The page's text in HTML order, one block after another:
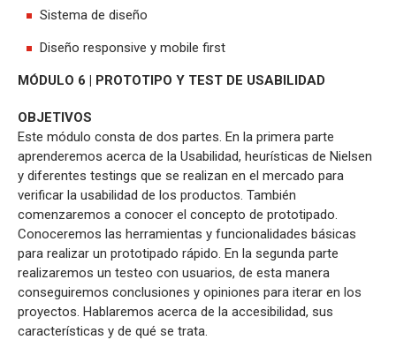
Sistema de diseño
Diseño responsive y mobile first
MÓDULO 6 | PROTOTIPO Y TEST DE USABILIDAD
OBJETIVOS
Este módulo consta de dos partes. En la primera parte
aprenderemos acerca de la Usabilidad, heurísticas de Nielsen
y diferentes testings que se realizan en el mercado para
verificar la usabilidad de los productos. También
comenzaremos a conocer el concepto de prototipado.
Conoceremos las herramientas y funcionalidades básicas
para realizar un prototipado rápido. En la segunda parte
realizaremos un testeo con usuarios, de esta manera
conseguiremos conclusiones y opiniones para iterar en los
proyectos. Hablaremos acerca de la accesibilidad, sus
características y de qué se trata.